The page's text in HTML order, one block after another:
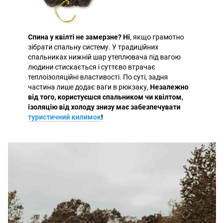
Спина у квілті не замерзне? Ні, якщо грамотно
зібрати спальну систему. У традиційних
спальниках нижній шар утеплювача під вагою
людини стискається і суттєво втрачає
теплоізоляційні властивості. По суті, задня
частина лише додає ваги в рюкзаку, Незалежно
від того, користуєшся спальником чи квілтом,
ізоляцію від холоду знизу має забезпечувати
туристичний килимок!